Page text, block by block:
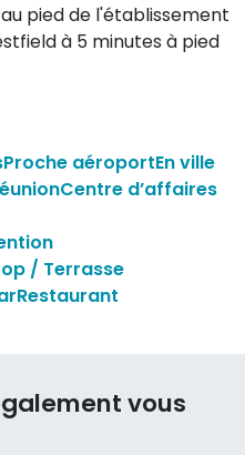
pied de l'établissement
à 5 minutes à pied
Proche aéroportEn ville
Centre d’affaires
/ Terrasse
Restaurant
vous